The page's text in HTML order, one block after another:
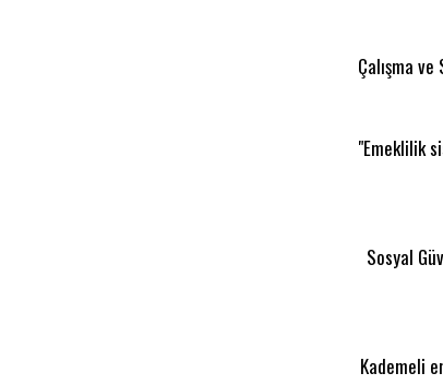
Çalışma
"Emeklilik
Sosyal
Kademeli